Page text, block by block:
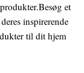
et
inspirerende
til dit hjem